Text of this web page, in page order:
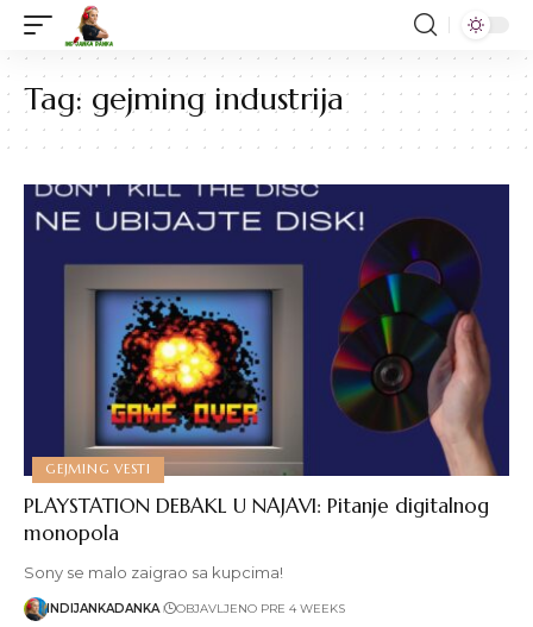
Tag: gejming industrija
GEJMING VESTI
PLAYSTATION DEBAKL U NAJAVI: Pitanje digitalnog
monopola
Sony se malo zaigrao sa kupcima!
INDIJANKADANKA OBJAVLJENO PRE 4 WEEKS